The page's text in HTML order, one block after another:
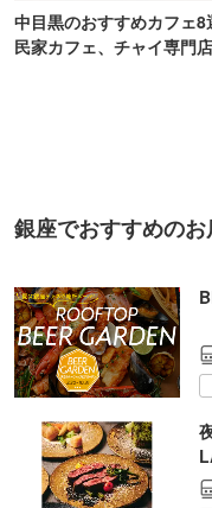
中目黒のおすすめカフェ8
民家カフェ、チャイ専門
銀座でおすすめのお